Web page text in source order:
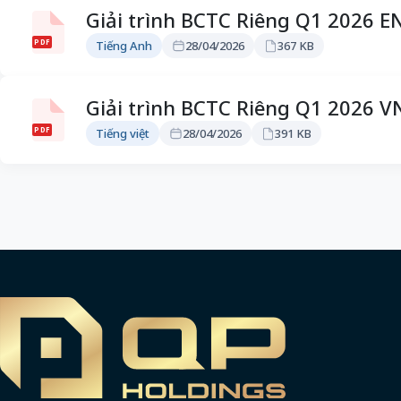
PDF
Giải trình BCTC Riêng Q1 2026
Tiếng Anh 28/04/2026 367 KB
PDF
Giải trình BCTC Riêng Q1 2026
Tiếng việt 28/04/2026 391 KB